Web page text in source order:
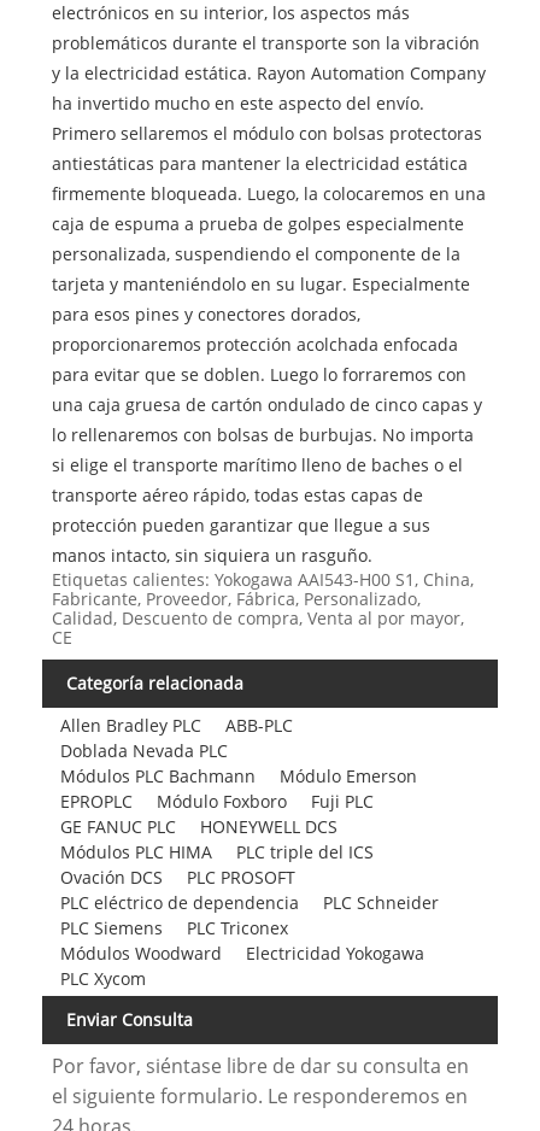
electrónicos en su interior, los aspectos más
problemáticos durante el transporte son la vibración
y la electricidad estática. Rayon Automation Company
ha invertido mucho en este aspecto del envío.
Primero sellaremos el módulo con bolsas protectoras
antiestáticas para mantener la electricidad estática
firmemente bloqueada. Luego, la colocaremos en una
caja de espuma a prueba de golpes especialmente
personalizada, suspendiendo el componente de la
tarjeta y manteniéndolo en su lugar. Especialmente
para esos pines y conectores dorados,
proporcionaremos protección acolchada enfocada
para evitar que se doblen. Luego lo forraremos con
una caja gruesa de cartón ondulado de cinco capas y
lo rellenaremos con bolsas de burbujas. No importa
si elige el transporte marítimo lleno de baches o el
transporte aéreo rápido, todas estas capas de
protección pueden garantizar que llegue a sus
manos intacto, sin siquiera un rasguño.
Etiquetas calientes: Yokogawa AAI543-H00 S1, China,
Fabricante, Proveedor, Fábrica, Personalizado,
Calidad, Descuento de compra, Venta al por mayor,
CE
Categoría relacionada
Allen Bradley PLC
ABB-PLC
Doblada Nevada PLC
Módulos PLC Bachmann
Módulo Emerson
EPROPLC
Módulo Foxboro
Fuji PLC
GE FANUC PLC
HONEYWELL DCS
Módulos PLC HIMA
PLC triple del ICS
Ovación DCS
PLC PROSOFT
PLC eléctrico de dependencia
PLC Schneider
PLC Siemens
PLC Triconex
Módulos Woodward
Electricidad Yokogawa
PLC Xycom
Enviar Consulta
Por favor, siéntase libre de dar su consulta en
el siguiente formulario. Le responderemos en